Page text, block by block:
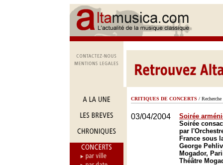
CRITIQUES DE CONCERTS / Recherche
03/04/2004
Soirée
Soirée
par
France sous
George
Mogador,
Théâtre